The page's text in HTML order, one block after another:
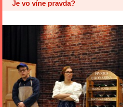
Je vo víne pravda?